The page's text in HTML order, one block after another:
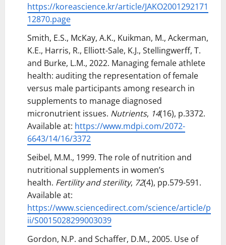
https://koreascience.kr/article/JAKO2001292171
12870.page
Smith, E.S., McKay, A.K., Kuikman, M., Ackerman,
K.E., Harris, R., Elliott-Sale, K.J., Stellingwerff, T.
and Burke, L.M., 2022. Managing female athlete
health: auditing the representation of female
versus male participants among research in
supplements to manage diagnosed
micronutrient issues. Nutrients, 14(16), p.3372.
Available at: https://www.mdpi.com/2072-
6643/14/16/3372
Seibel, M.M., 1999. The role of nutrition and
nutritional supplements in women’s
health. Fertility and sterility, 72(4), pp.579-591.
Available at:
https://www.sciencedirect.com/science/article/p
ii/S0015028299003039
Gordon, N.P. and Schaffer, D.M., 2005. Use of